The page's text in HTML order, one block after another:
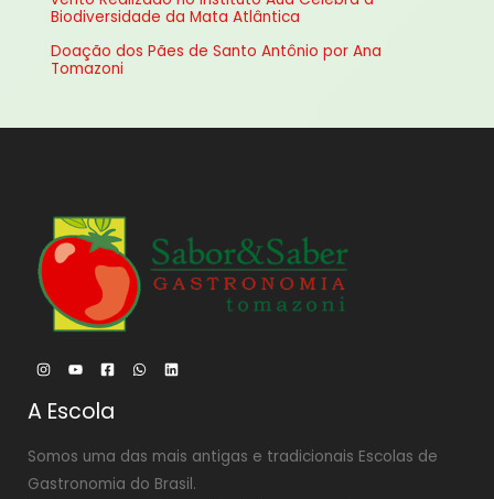
:
Biodiversidade da Mata Atlântica
Doação dos Pães de Santo Antônio por Ana
Tomazoni
A Escola
Somos uma das mais antigas e tradicionais Escolas de
Gastronomia do Brasil.